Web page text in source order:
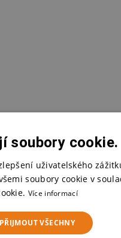
soubory cookie.
uživatelského
soubory cookie v
Více informací
PŘIJMOUT VŠECHNY